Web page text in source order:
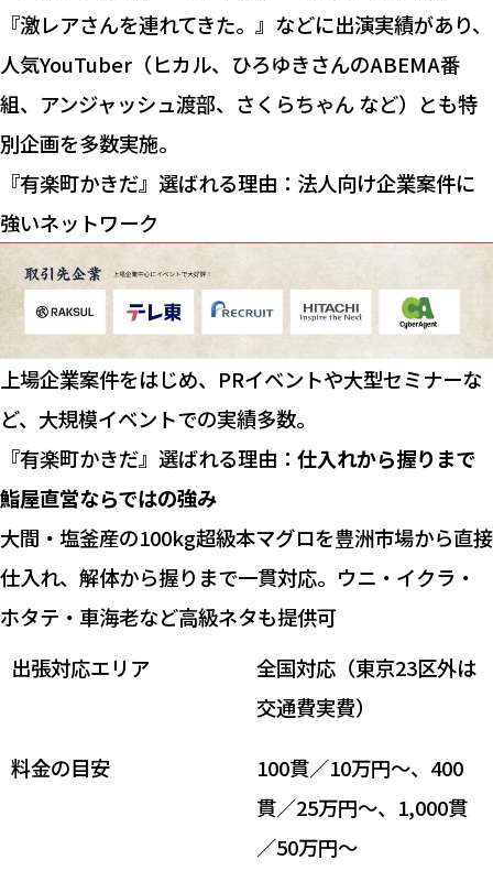
『激レアさんを連れてきた。』などに出演実績があり、
人気YouTuber（ヒカル、ひろゆきさんのABEMA番
組、アンジャッシュ渡部、さくらちゃん など）とも特
別企画を多数実施。
『有楽町かきだ』選ばれる理由：法人向け企業案件に
強いネットワーク
上場企業案件をはじめ、PRイベントや大型セミナーな
ど、大規模イベントでの実績多数。
『有楽町かきだ』選ばれる理由： 仕入れから握りまで
鮨屋直営ならではの強み
大間・塩釜産の100kg超級本マグロを豊洲市場から直接
仕入れ、解体から握りまで一貫対応。ウニ・イクラ・
ホタテ・車海老など高級ネタも提供可
出張対応エリア
全国対応（東京23区外は
交通費実費）
料金の目安
100貫／10万円〜、400
貫／25万円〜、1,000貫
／50万円〜